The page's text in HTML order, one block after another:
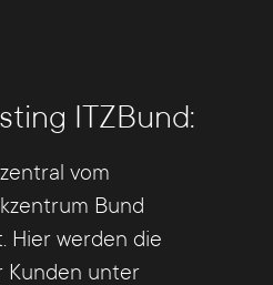
ITZBund:
vom
Bund
Hier werden die
Kunden unter